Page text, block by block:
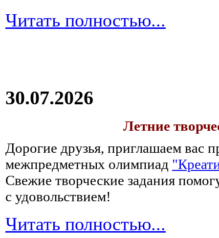
Читать полностью...
30.07.2026
Летние
Дорогие друзья, приглашаем вас
межпредметных олимпиад
Свежие творческие задания
с удовольствием!
Читать полностью...